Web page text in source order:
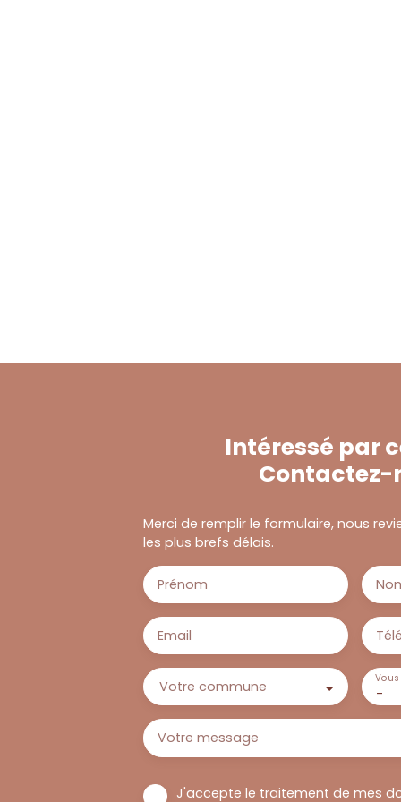
Intéressé par
Contactez-
Merci de remplir le formulaire, nous
les plus brefs délais.
Prénom
Email
Votre commune -
Vous
Votre message
J'accepte le traitement de mes